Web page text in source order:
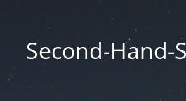
Second-Hand-